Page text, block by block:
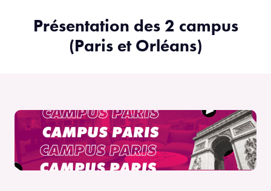
Présentation des 2 campus
(Paris et Orléans)